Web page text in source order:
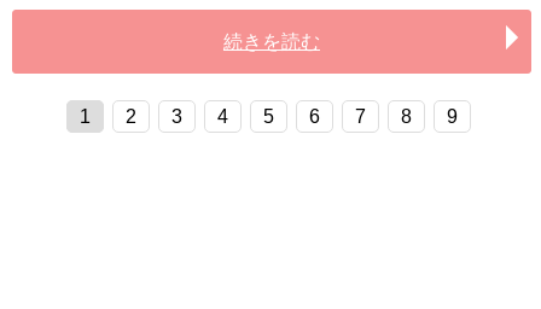
続きを読む
1 2 3 4 5 6 7 8 9